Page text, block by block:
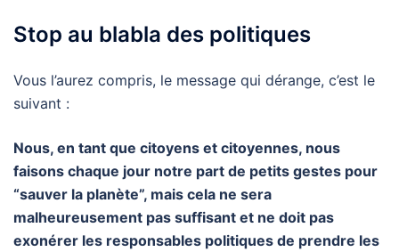
Stop au blabla des politiques
Vous l’aurez compris, le message qui dérange, c’est le
suivant :
Nous, en tant que citoyens et citoyennes, nous
faisons chaque jour notre part de petits gestes pour
“sauver la planète”, mais cela ne sera
malheureusement pas suffisant et ne doit pas
exonérer les responsables politiques de prendre les